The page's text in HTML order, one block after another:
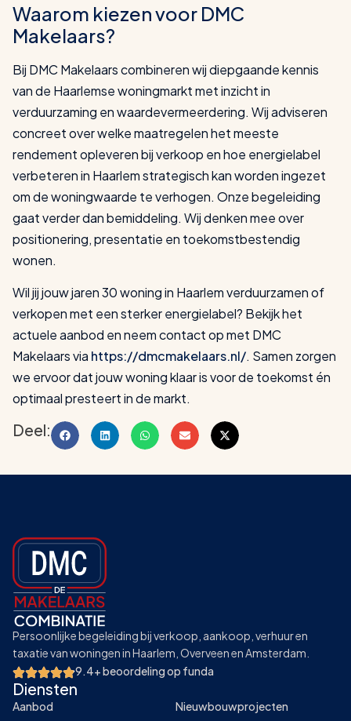
Waarom kiezen voor DMC
Makelaars?
Bij DMC Makelaars combineren wij diepgaande kennis
van de Haarlemse woningmarkt met inzicht in
verduurzaming en waardevermeerdering. Wij adviseren
concreet over welke maatregelen het meeste
rendement opleveren bij verkoop en hoe energielabel
verbeteren in Haarlem strategisch kan worden ingezet
om de woningwaarde te verhogen. Onze begeleiding
gaat verder dan bemiddeling. Wij denken mee over
positionering, presentatie en toekomstbestendig
wonen.
Wil jij jouw jaren 30 woning in Haarlem verduurzamen of
verkopen met een sterker energielabel? Bekijk het
actuele aanbod en neem contact op met DMC
Makelaars via https://dmcmakelaars.nl/. Samen zorgen
we ervoor dat jouw woning klaar is voor de toekomst én
optimaal presteert in de markt.
Deel:
Persoonlijke begeleiding bij verkoop, aankoop, verhuur en
taxatie van woningen in Haarlem, Overveen en Amsterdam.
9.4+ beoordeling op funda
Diensten
Aanbod
Nieuwbouwprojecten